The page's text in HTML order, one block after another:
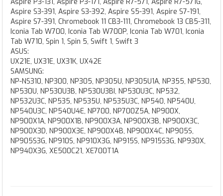
Aspire S3-391, Aspire S3-392, Aspire S5-391, Aspire S7-191,
Aspire S7-391, Chromebook 11 CB3-111, Chromebook 13 CB5-311,
Iconia Tab W700, Iconia Tab W700P, Iconia Tab W701, Iconia
Tab W710, Spin 1, Spin 5, Swift 1, Swift 3
ASUS:
UX21E, UX31E, UX31K, UX42E
SAMSUNG:
NP-NS310, NP300, NP305, NP305U, NP305U1A, NP355, NP530,
NP530U, NP530U3B, NP530U3BI, NP530U3C, NP532,
NP532U3C, NP535, NP535U, NP535U3C, NP540, NP540U,
NP540U3C, NP540U4E, NP700, NP700Z5A, NP900X,
NP900X1A, NP900X1B, NP900X3A, NP900X3B, NP900X3C,
NP900X3D, NP900X3E, NP900X4B, NP900X4C, NP905S,
NP905S3G, NP910S, NP910X3G, NP915S, NP915S3G, NP930X,
NP940X3G, XE500C21, XE700T1A